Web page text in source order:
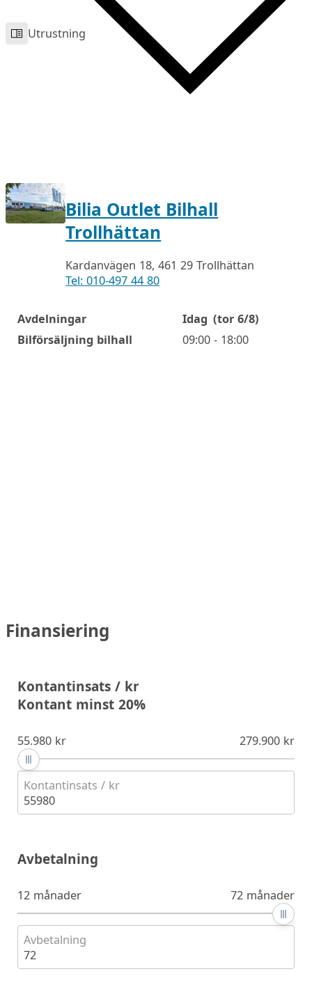
Utrustning
Bilia Outlet Bilhall
Trollhättan
Kardanvägen 18, 461 29 Trollhättan
Tel: 010-497 44 80
Öppettider
Avdelningar Idag (tor 6/8)
Bilförsäljning bilhall
09:00 - 18:00
Finansiering
Kontantinsats / kr
Kontant minst 20%
55.980 kr 279.900 kr
Kontantinsats / kr
55980
Avbetalning
12 månader 72 månader
Avbetalning
72